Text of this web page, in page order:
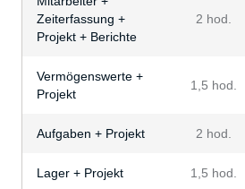
Zeiterfassung +
Projekt + Berichte
2 hod.
Vermögenswerte +
Projekt
1,5 hod.
Aufgaben + Projekt 2 hod.
Lager + Projekt 1,5 hod.